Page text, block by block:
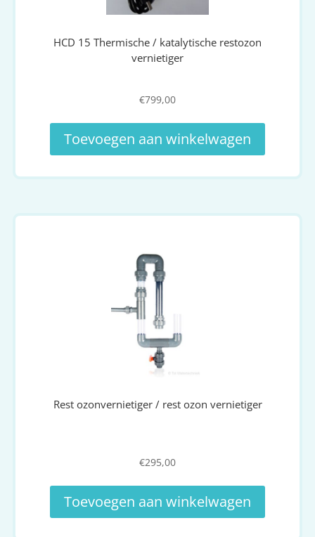
HCD 15 Thermische / katalytische restozon
vernietiger
€799,00
Toevoegen aan winkelwagen
Rest ozonvernietiger / rest ozon vernietiger
€295,00
Toevoegen aan winkelwagen